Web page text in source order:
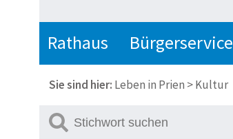
Rathaus Bürgerservice
Sie sind hier: Leben in Prien >Kultur